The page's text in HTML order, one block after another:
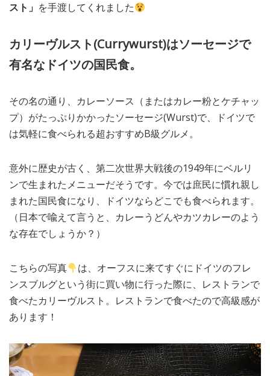
スト」 を手渡してくれました
カリーヴルスト(Currywurst)はソーセージで
有名なドイツの国民食。
その名の通り、カレーソース（またはカレー粉とケチャッ
プ）がたっぷりかかったソーセージ(Wurst)で、ドイツで
は気軽に食べられる超おすすめB級グルメ。
意外に歴史が古く、第二次世界大戦後の1949年にベルリ
ンで生まれたメニューだそうです。今では庶民に慣れ親し
まれた国民食になり、ドイツならどこでも食べられます。
（日本で喩えて言うと、カレーうどんやカツカレーのよう
な存在でしょうか？）
こちらの写真
は、オーフスに来てすぐにドイツのフレ
ンスブルグという街に買い物に行った際に、レストランで
食べたカリーヴルスト。レストランで食べたので高級感が
あります！